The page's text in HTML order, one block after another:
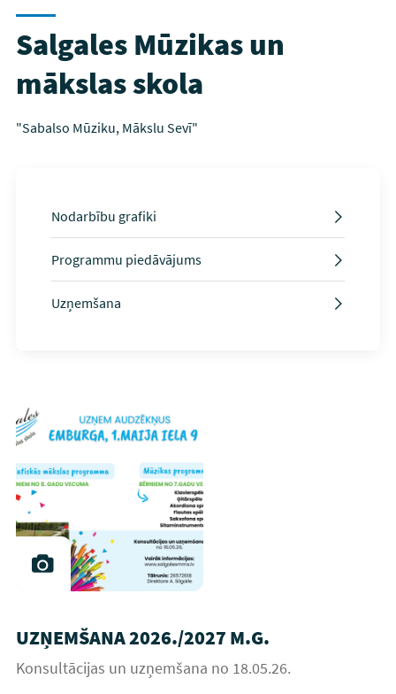
Salgales Mūzikas un
mākslas skola
"Sabalso Mūziku, Mākslu Sevī"
Nodarbību grafiki
Programmu piedāvājums
Uzņemšana
UZŅEMŠANA 2026./2027 M.G.
Konsultācijas un uzņemšana no 18.05.26.